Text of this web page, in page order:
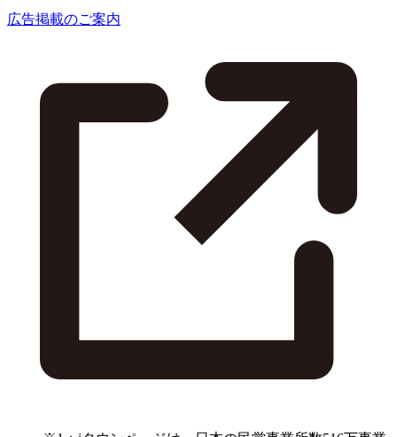
広告掲載のご案内